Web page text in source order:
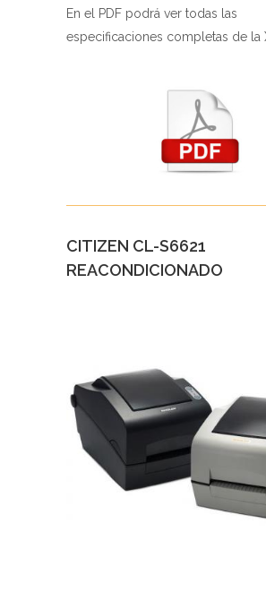
En el PDF podrá ver todas las
especificaciones completas de la
CITIZEN CL-S6621
REACONDICIONADO